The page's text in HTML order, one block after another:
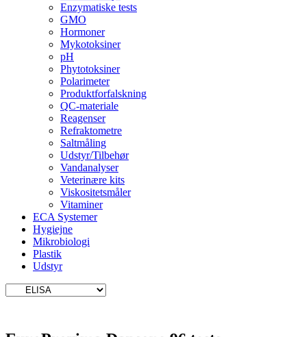
Enzymatiske tests
GMO
Hormoner
Mykotoksiner
pH
Phytotoksiner
Polarimeter
Produktforfalskning
QC-materiale
Reagenser
Refraktometre
Saltmåling
Udstyr/Tilbehør
Vandanalyser
Veterinære kits
Viskositetsmåler
Vitaminer
ECA Systemer
Hygiejne
Mikrobiologi
Plastik
Udstyr